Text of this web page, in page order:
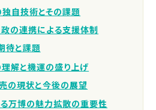
自技術とその課題
の連携による支援体制
待と課題
解と機運の盛り上げ
の現状と今後の展望
万博の魅力拡散の重要性